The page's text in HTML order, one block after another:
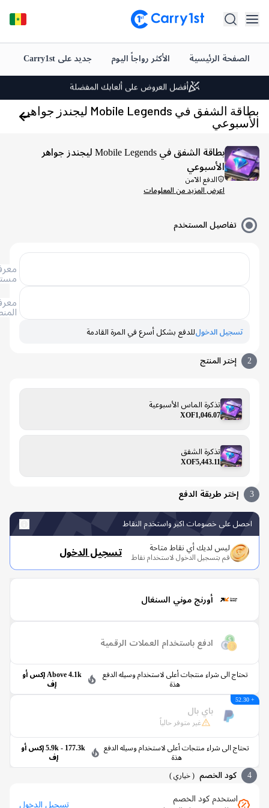
الرئيسية الأكثر رواجاً اليوم جديد على Carry1st شحن
تقييم +4.5 على متجر Google Play وApp Store
أفضل العروض على ألعابك المفضلة
دعم متميز على مدار الساعة طوال أيام الأسبوع
بطاقة الشفق في Mobile Legends ليجندز جواهر
بطاقة الشفق في Mobile Legends ليجندز جواهر
الأسبوعي
الدفع الآمن
اعرض المزيد من المعلومات
تفاصيل المستخدم
مستخدم
المنطقة
تسجيل الدخول للدفع بشكل أسرع في المرة القادمة
إختر المنتج
تذكرة الماس الأسبوعية
XOF1,046.07
تذكرة الشفق
XOF5,443.11
إختر طريقة الدفع
على خصومات اكبر واستخدم النقاط
ليس لديك أي نقاط متاحة
قم بتسجيل الدخول لاستخدام نقاط تسجيل الدخول
أورنج موني السنغال
ادفع باستخدام العملات الرقمية
الى شراء منتجات أعلى لاستخدام وسيله الدفع
Above 4.1k إكس أو
باي بال
غير متوفر حالياً
الى شراء منتجات أعلى لاستخدام وسيله الدفع
5.9k - 177.3k إكس أو
كود الخصم (خياري )
استخدم كود الخصم
تسجيل الدخول